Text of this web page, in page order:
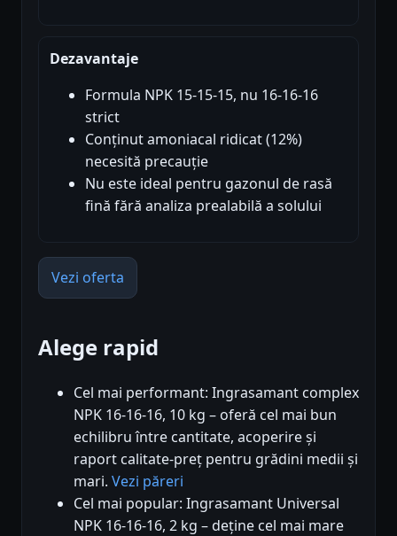
Dezavantaje
Formula NPK 15-15-15, nu 16-16-16
strict
Conținut amoniacal ridicat (12%)
necesită precauție
Nu este ideal pentru gazonul de rasă
fină fără analiza prealabilă a solului
Vezi oferta
Alege rapid
Cel mai performant: Ingrasamant complex
NPK 16-16-16, 10 kg – oferă cel mai bun
echilibru între cantitate, acoperire și
raport calitate-preț pentru grădini medii și
mari. Vezi păreri
Cel mai popular: Ingrasamant Universal
NPK 16-16-16, 2 kg – deține cel mai mare